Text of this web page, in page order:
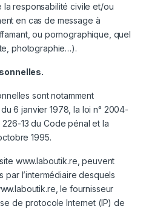
la responsabilité civile et/ou
en cas de message à
ou pornographique, quel
photographie…).
sont notamment
6 janvier 1978, la loi n° 2004-
226-13 du Code pénal et la
1995.
www.laboutik.re , peuvent
par l’intermédiaire desquels
, le fournisseur
de protocole Internet (IP) de